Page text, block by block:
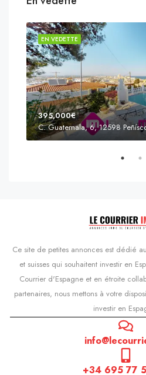
EN VEDETTE
395,000€
Ce site de petites annonces est dédié
et suisses qui souhaitent investir en
Courrier d'Espagne et en étroite
partenaires, nous mettons à votre
investir en
+34 695 77